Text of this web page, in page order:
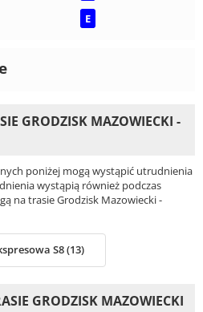
E
GRODZISK MAZOWIECKI -
poniżej mogą wystąpić utrudnienia
wystąpią również podczas
na trasie Grodzisk Mazowiecki -
S8 (13)
GRODZISK MAZOWIECKI